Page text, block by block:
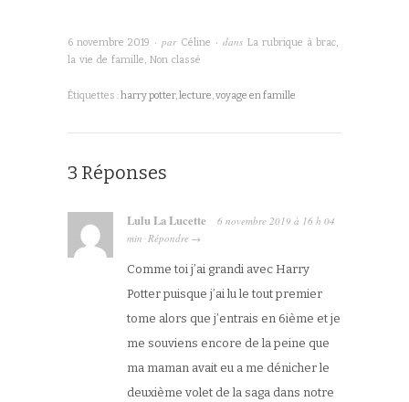
6 novembre 2019 · par Céline · dans La rubrique à brac,
la vie de famille, Non classé
Étiquettes :harry potter,lecture,voyage en famille
3 Réponses
Lulu La Lucette 6 novembre 2019 à 16 h 04
min · Répondre →
Comme toi j’ai grandi avec Harry
Potter puisque j’ai lu le tout premier
tome alors que j’entrais en 6ième et je
me souviens encore de la peine que
ma maman avait eu a me dénicher le
deuxième volet de la saga dans notre